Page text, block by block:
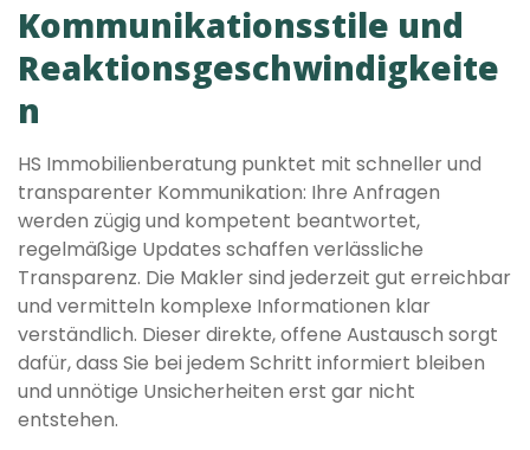
Kommunikationsstile und
Reaktionsgeschwindigkeite
n
HS Immobilienberatung punktet mit schneller und
transparenter Kommunikation: Ihre Anfragen
werden zügig und kompetent beantwortet,
regelmäßige Updates schaffen verlässliche
Transparenz. Die Makler sind jederzeit gut erreichbar
und vermitteln komplexe Informationen klar
verständlich. Dieser direkte, offene Austausch sorgt
dafür, dass Sie bei jedem Schritt informiert bleiben
und unnötige Unsicherheiten erst gar nicht
entstehen.